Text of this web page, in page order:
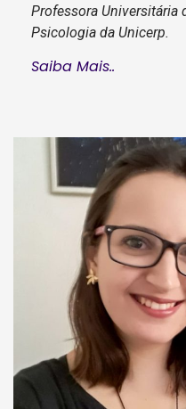
Professora Universitária
Psicologia da Unicerp.
Saiba Mais..